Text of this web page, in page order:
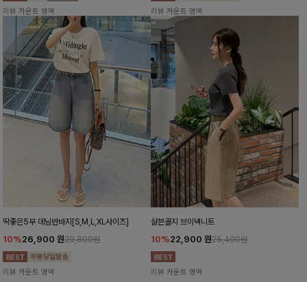
리뷰 카운트 영역 리뷰 카운트 영역
딱좋은5부 데님반바지[S,M,L,XL사이즈]
10%26,900 원29,800원
리뷰 카운트 영역
샬븐골지 브이넥니트
10%22,900 원25,400원
리뷰 카운트 영역